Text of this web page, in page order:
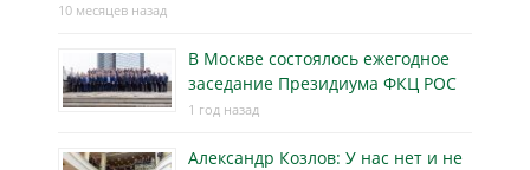
10 месяцев назад
В Москве состоялось ежегодное
заседание Президиума ФКЦ РОС
1 год назад
Александр Козлов: У нас нет и не